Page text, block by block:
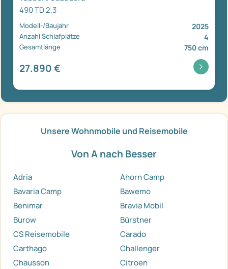
490 TD 2,3
Modell-/Baujahr 2025
Anzahl Schlafplätze 4
Gesamtlänge 750 cm
27.890 €
Unsere Wohnmobile und Reisemobile
Von A nach Besser
Adria
Ahorn Camp
Bavaria Camp
Bawemo
Benimar
Bravia Mobil
Burow
Bürstner
CS Reisemobile
Carado
Carthago
Challenger
Chausson
Citroen